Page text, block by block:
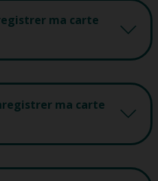
ma carte
ma carte